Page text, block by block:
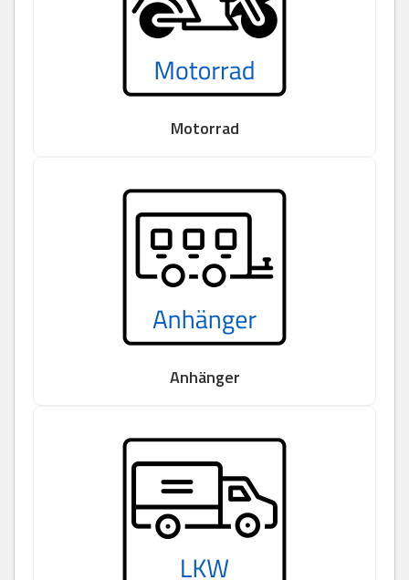
Motorrad
Anhänger